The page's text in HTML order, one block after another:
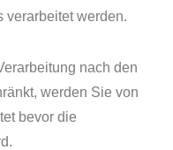
verarbeitet werden.
nach den
werden Sie von
bevor die